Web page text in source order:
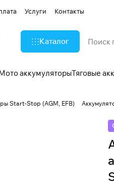
Услуги Контакты
Каталог
аккумуляторыТяговые
Start-Stop (AGM, EFB)